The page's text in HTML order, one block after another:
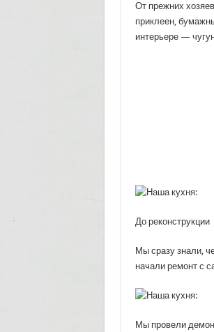
От прежних
приклеен,
интерьере —
До реконструкции
Мы сразу знали,
начали ремонт с
Мы провели